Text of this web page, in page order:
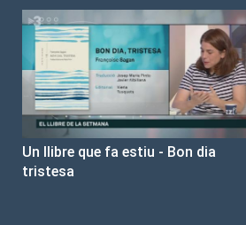
Presentació de Les Fures a la
Llibreria Ona.